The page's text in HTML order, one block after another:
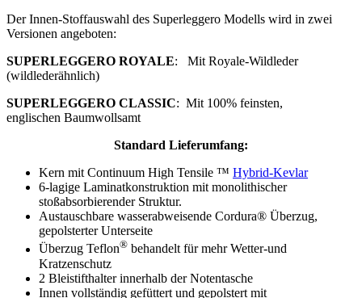
Der Innen-Stoffauswahl des Superleggero Modells wird in zwei
Versionen angeboten:
SUPERLEGGERO ROYALE: Mit Royale-Wildleder
(wildlederähnlich)
SUPERLEGGERO CLASSIC: Mit 100% feinsten,
englischen Baumwollsamt
Standard Lieferumfang:
Kern mit Continuum High Tensile ™ Hybrid-Kevlar
6-lagige Laminatkonstruktion mit monolithischer
stoßabsorbierender Struktur.
Austauschbare wasserabweisende Cordura® Überzug,
gepolsterter Unterseite
Überzug Teflon® behandelt für mehr Wetter-und
Kratzenschutz
2 Bleistifthalter innerhalb der Notentasche
Innen vollständig gefüttert und gepolstert mit